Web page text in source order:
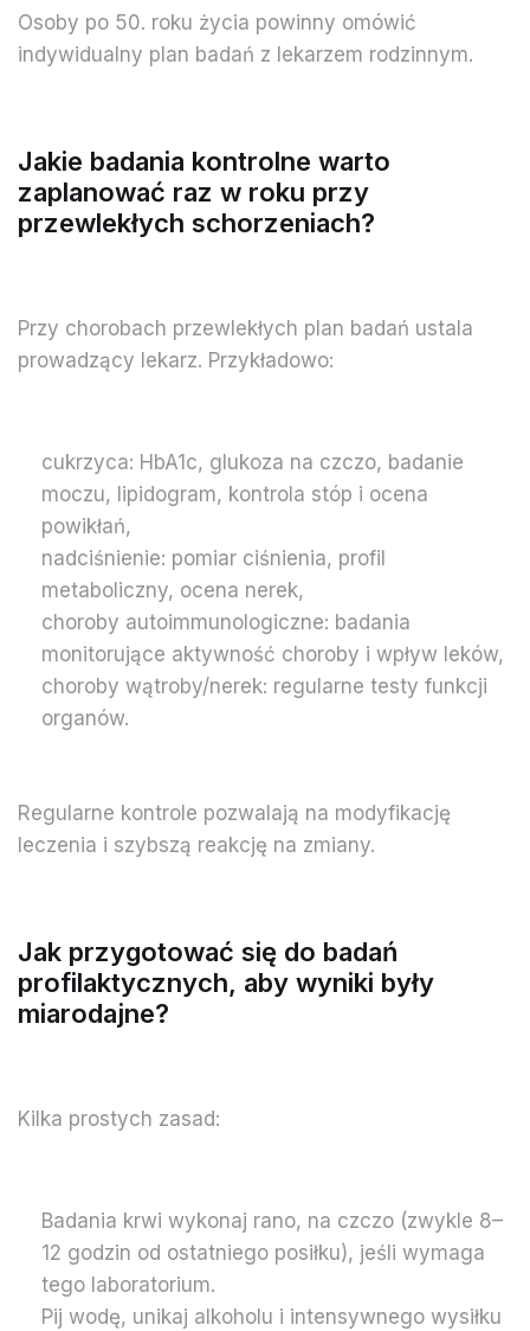
Osoby po 50. roku życia powinny omówić
indywidualny plan badań z lekarzem rodzinnym.
Jakie badania kontrolne warto
zaplanować raz w roku przy
przewlekłych schorzeniach?
Przy chorobach przewlekłych plan badań ustala
prowadzący lekarz. Przykładowo:
cukrzyca: HbA1c, glukoza na czczo, badanie
moczu, lipidogram, kontrola stóp i ocena
powikłań,
nadciśnienie: pomiar ciśnienia, profil
metaboliczny, ocena nerek,
choroby autoimmunologiczne: badania
monitorujące aktywność choroby i wpływ leków,
choroby wątroby/nerek: regularne testy funkcji
organów.
Regularne kontrole pozwalają na modyfikację
leczenia i szybszą reakcję na zmiany.
Jak przygotować się do badań
profilaktycznych, aby wyniki były
miarodajne?
Kilka prostych zasad:
Badania krwi wykonaj rano, na czczo (zwykle 8–
12 godzin od ostatniego posiłku), jeśli wymaga
tego laboratorium.
Pij wodę, unikaj alkoholu i intensywnego wysiłku